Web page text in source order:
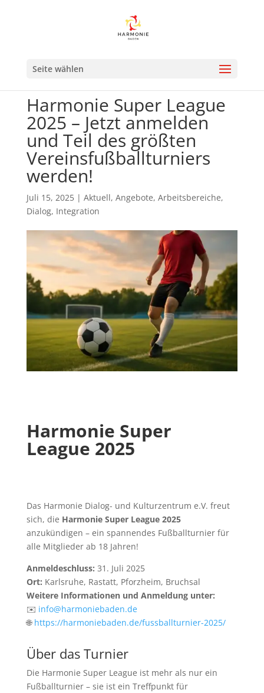
Seite wählen
Harmonie Super League
2025 – Jetzt anmelden
und Teil des größten
Vereinsfußballturniers
werden!
Juli 15, 2025| Aktuell, Angebote, Arbeitsbereiche,
Dialog, Integration
Harmonie Super
League 2025
Das Harmonie Dialog- und Kulturzentrum e.V. freut
sich, die Harmonie Super League 2025
anzukündigen – ein spannendes Fußballturnier für
alle Mitglieder ab 18 Jahren!
Anmeldeschluss: 31. Juli 2025
Ort: Karlsruhe, Rastatt, Pforzheim, Bruchsal
Weitere Informationen und Anmeldung unter:
✉️ info@harmoniebaden.de
🌐 https://harmoniebaden.de/fussballturnier-2025/
Über das Turnier
Die Harmonie Super League ist mehr als nur ein
Fußballturnier – sie ist ein Treffpunkt für